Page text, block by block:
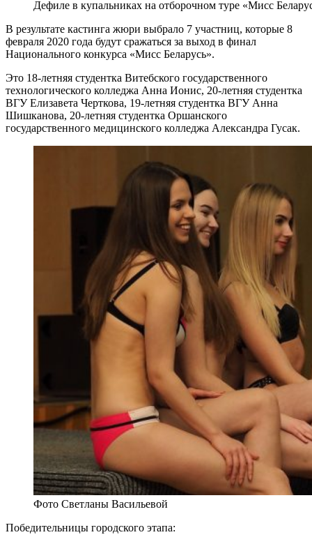
Дефиле в купальниках на отборочном туре «Мисс
В результате кастинга жюри выбрало 7 участниц, которые 8
февраля 2020 года будут сражаться за выход в финал
Национального конкурса «Мисс Беларусь».
Это 18-летняя студентка Витебского государственного
технологического колледжа Анна Ионис, 20-летняя студентка
ВГУ Елизавета Черткова, 19-летняя студентка ВГУ Анна
Шишканова, 20-летняя студентка Оршанского
государственного медицинского колледжа Александра Гусак.
Фото Светланы Васильевой
Победительницы городского этапа: